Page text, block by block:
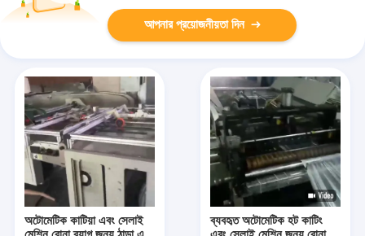
আপনার প্রয়োজনীয়তা দিন
অটোমেটিক কাটিয়া এবং সেলাই
ব্যবহৃত অটোমেটিক হট কাটিং